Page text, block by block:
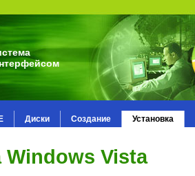
Диски Создание Установка
Windows Vista